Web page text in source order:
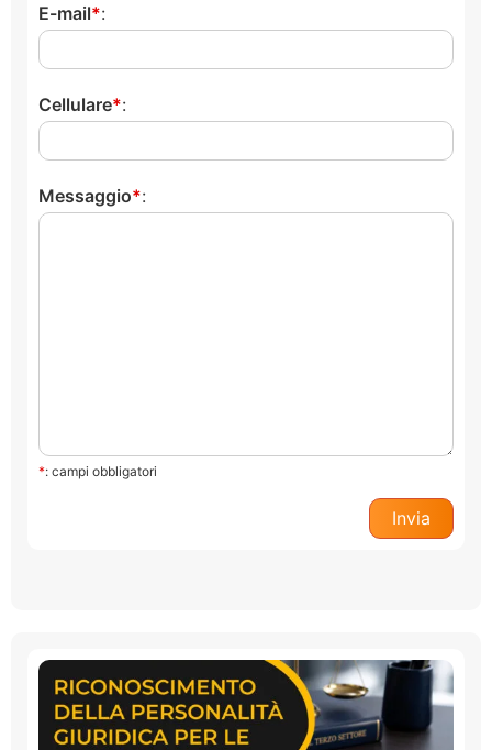
E-mail :
Cellulare :
Messaggio :
*: campi obbligatori